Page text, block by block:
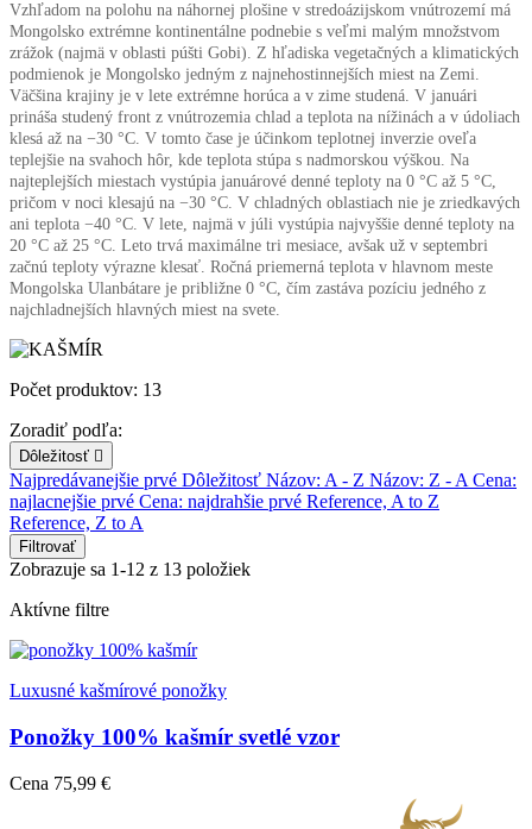
Vzhľadom na polohu na náhornej plošine v stredoázijskom vnútrozemí má
Mongolsko extrémne kontinentálne podnebie s veľmi malým množstvom
zrážok (najmä v oblasti púšti Gobi). Z hľadiska vegetačných a klimatických
podmienok je Mongolsko jedným z najnehostinnejších miest na Zemi.
Väčšina krajiny je v lete extrémne horúca a v zime studená. V januári
prináša studený front z vnútrozemia chlad a teplota na nížinách a v údoliach
klesá až na −30 °C. V tomto čase je účinkom teplotnej inverzie oveľa
teplejšie na svahoch hôr, kde teplota stúpa s nadmorskou výškou. Na
najteplejších miestach vystúpia januárové denné teploty na 0 °C až 5 °C,
pričom v noci klesajú na −30 °C. V chladných oblastiach nie je zriedkavých
ani teplota −40 °C. V lete, najmä v júli vystúpia najvyššie denné teploty na
20 °C až 25 °C. Leto trvá maximálne tri mesiace, avšak už v septembri
začnú teploty výrazne klesať. Ročná priemerná teplota v hlavnom meste
Mongolska Ulanbátare je približne 0 °C, čím zastáva pozíciu jedného z
najchladnejších hlavných miest na svete.
Počet produktov: 13
Zoradiť podľa:
Dôležitosť 
Najpredávanejšie prvé Dôležitosť Názov: A - Z Názov: Z - A Cena:
najlacnejšie prvé Cena: najdrahšie prvé Reference, A to Z
Reference, Z to A
Filtrovať
Zobrazuje sa 1-12 z 13 položiek
Aktívne filtre
Luxusné kašmírové ponožky
Ponožky 100% kašmír svetlé vzor
Cena 75,99 €